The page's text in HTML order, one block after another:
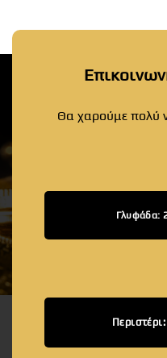
Θα χαρούμε πολύ
Γλυφάδα: